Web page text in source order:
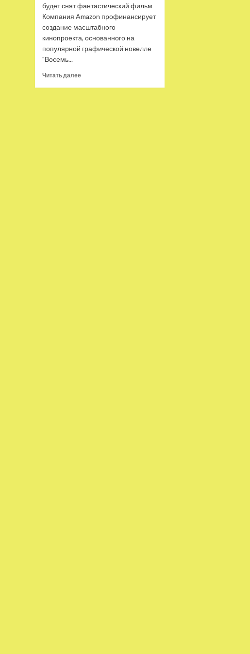
будет снят фантастический фильм
Компания Amazon профинансирует
создание масштабного
кинопроекта, основанного на
популярной графической новелле
"Восемь...
Читать далееПрочитать